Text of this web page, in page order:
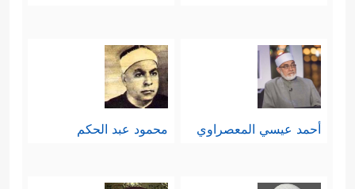
أحمد عيسي المعصراوي محمود عبد الحكم